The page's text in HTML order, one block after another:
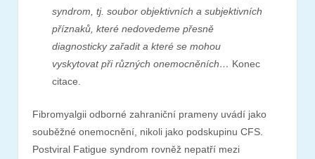
syndrom, tj. soubor objektivních a subjektivních
příznaků, které nedovedeme přesně
diagnosticky zařadit a které se mohou
vyskytovat při různých onemocněních… Konec
citace.
Fibromyalgii odborné zahraniční prameny uvádí jako
souběžné onemocnění, nikoli jako podskupinu CFS.
Postviral Fatigue syndrom rovněž nepatří mezi